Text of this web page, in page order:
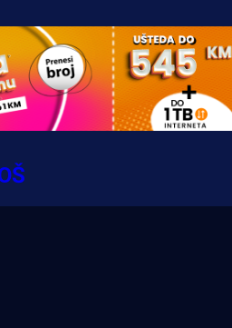
ali scene iz
zgrozile javnost:
Ratku Mladiću!